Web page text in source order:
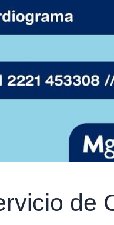
de